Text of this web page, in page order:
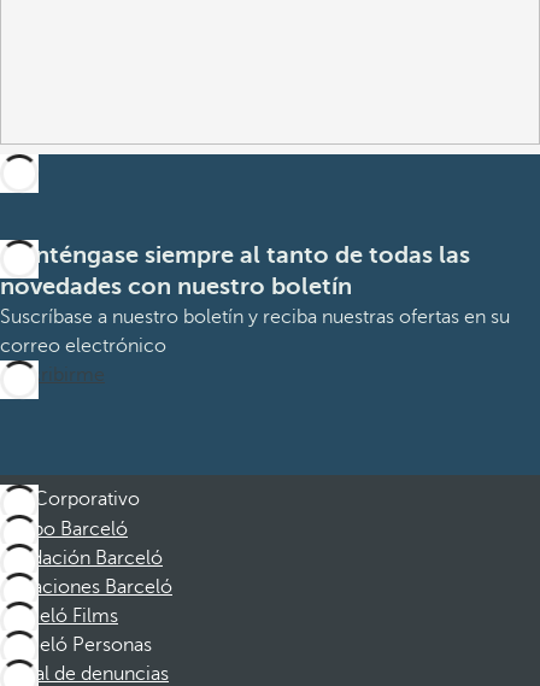
Manténgase siempre al tanto de todas las
novedades con nuestro boletín
Suscríbase a nuestro boletín y reciba nuestras ofertas en su
correo electrónico
Suscribirme
Corporativo
Grupo Barceló
Fundación Barceló
Vacaciones Barceló
Barceló Films
Barceló Personas
Canal de denuncias